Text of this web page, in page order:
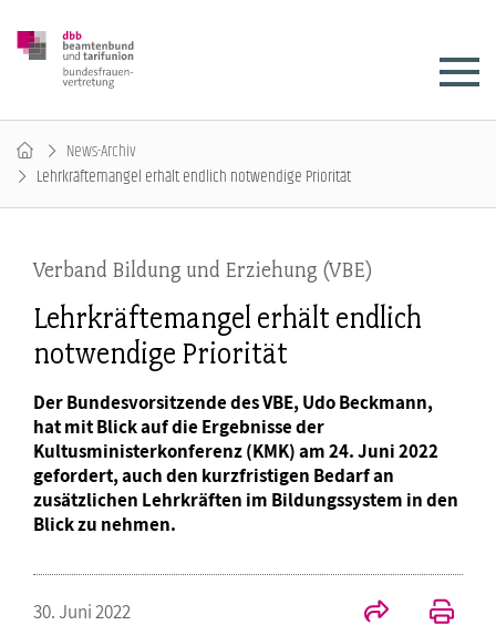
News-Archiv
Lehrkräftemangel erhält endlich notwendige Priorität
Verband Bildung und Erziehung (VBE)
Lehrkräftemangel erhält endlich
notwendige Priorität
Der Bundesvorsitzende des VBE, Udo Beckmann,
hat mit Blick auf die Ergebnisse der
Kultusministerkonferenz (KMK) am 24. Juni 2022
gefordert, auch den kurzfristigen Bedarf an
zusätzlichen Lehrkräften im Bildungssystem in den
Blick zu nehmen.
30. Juni 2022